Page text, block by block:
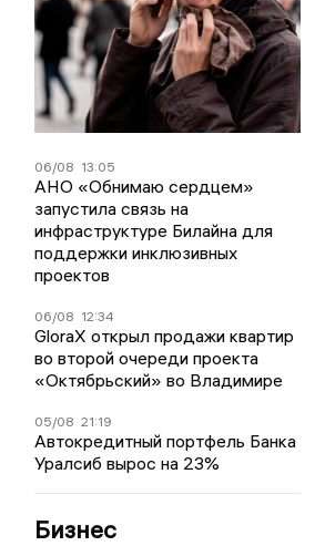
06/08 13:05
АНО «Обнимаю сердцем»
запустила связь на
инфраструктуре Билайна для
поддержки инклюзивных
проектов
06/08 12:34
GloraX открыл продажи квартир
во второй очереди проекта
«Октябрьский» во Владимире
05/08 21:19
Автокредитный портфель Банка
Уралсиб вырос на 23%
Бизнес